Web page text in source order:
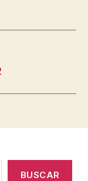
BUSCAR